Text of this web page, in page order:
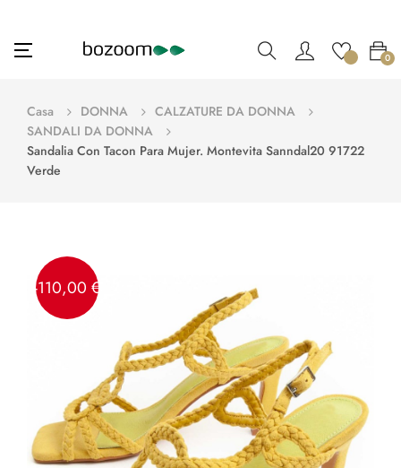
navigazione
☰ 0
Casa DONNA
CALZATURE DA DONNA
SANDALI DA DONNA
Sandalia Con Tacon Para Mujer. Montevita Sanndal20 91722
Verde
-110,00 €